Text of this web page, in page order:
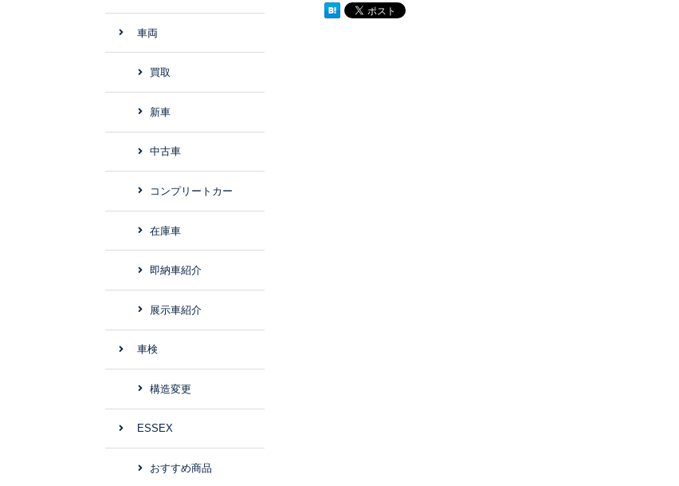
車両
買取
新車
中古車
コンプリートカー
在庫車
即納車紹介
展示車紹介
車検
構造変更
ESSEX
おすすめ商品